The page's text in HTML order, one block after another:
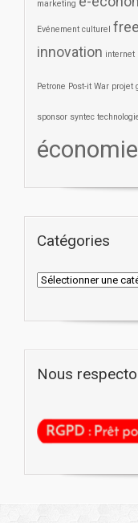
marketing
Evénement culturel
innovation internet
Petrone Post-it War projet
sponsor syntec
Catégories
Nous